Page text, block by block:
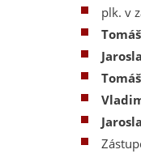
plk. v